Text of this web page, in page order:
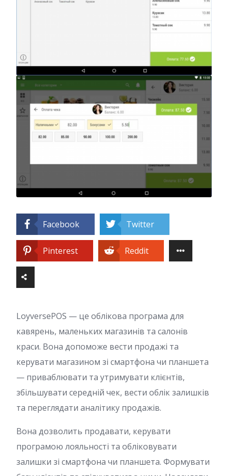
Facebook Twitter
Pinterest Reddit
LoyversePOS — це облікова програма для
кавярень, маленьких магазинів та салонів
краси. Вона допоможе вести продажі та
керувати магазином зі смартфона чи планшета
— приваблювати та утримувати клієнтів,
збільшувати середній чек, вести облік залишків
та переглядати аналітику продажів.
Вона дозволить продавати, керувати
програмою лояльності та обліковувати
залишки зі смартфона чи планшета. Формувати